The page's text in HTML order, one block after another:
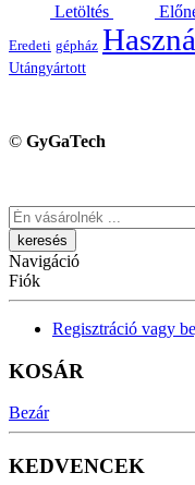
Letöltés
Eredeti gépház
Utángyártott
© GyGaTech
Keresés
Navigáció
Fiók
Regisztráció vagy
KOSÁR
Bezár
KEDVENCEK